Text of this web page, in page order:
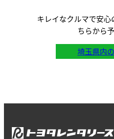
キレイなクルマで安
ちらから
埼玉県内